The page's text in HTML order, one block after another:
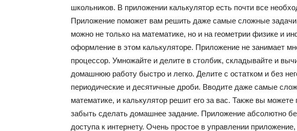
школьников. В приложении калькулятор есть почти все
Приложение поможет вам решить даже самые сложные
можно не только на математике, но и на геометрии физике и
оформление в этом калькуляторе. Приложение не занимает
процессор. Умножайте и делите в столбик, складывайте и
домашнюю работу быстро и легко. Делите с остатком и без
периодические и десятичные дроби. Вводите даже самые
математике, и калькулятор решит его за вас. Также вы
забыть сделать домашнее задание. Приложение абсолютно
доступа к интернету. Очень простое в управлении